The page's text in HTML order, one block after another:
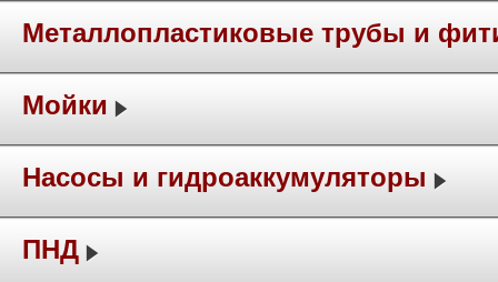
Металлопластиковые трубы и
Мойки
Насосы и гидроаккумуляторы
ПНД